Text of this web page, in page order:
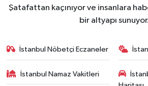
Şatafattan kaçınıyor ve insanlara
bir altyapı sunuyor.
İstanbul Nöbetçi Eczaneler
İstanbul Namaz Vakitleri